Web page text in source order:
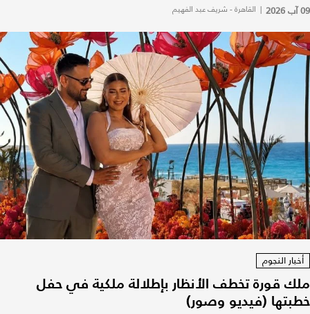
09 آب 2026 | القاهرة - شريف عبد الفهيم
أخبار النجوم
ملك قورة تخطف الأنظار بإطلالة ملكية في حفل
خطبتها (فيديو وصور)